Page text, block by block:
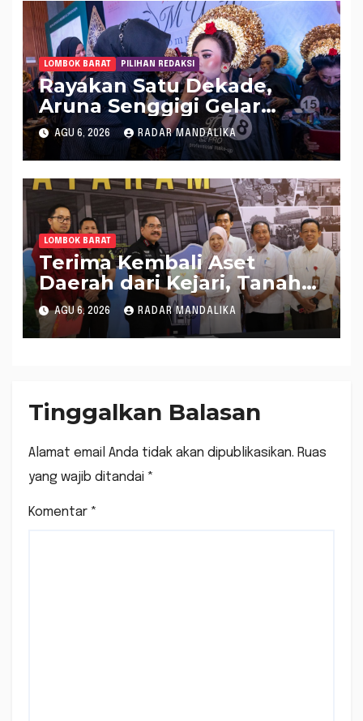
LOMBOK BARAT PILIHAN REDAKSI
Rayakan Satu Dekade,
Aruna Senggigi Gelar
Aruna Makeup Artist
Competition 2026
AGU 6, 2026 RADAR MANDALIKA
LOMBOK BARAT
Terima Kembali Aset
Daerah dari Kejari, Tanah
Pecatu Bagek Polak Siap
Disewakan
AGU 6, 2026 RADAR MANDALIKA
Tinggalkan Balasan
Alamat email Anda tidak akan dipublikasikan. Ruas
yang wajib ditandai *
Komentar *